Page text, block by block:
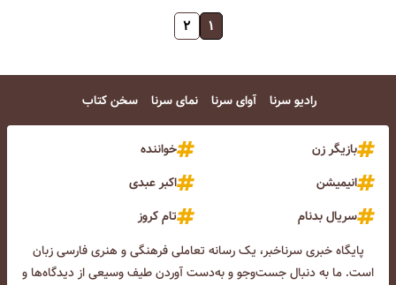
۱ ۲
رادیو سرنا آوای سرنا نمای سرنا سخن کتاب
بازیگر زن
خواننده
انیمیشن
اکبر عبدی
سریال بدنام
تام کروز
پایگاه خبری سرناخبر، یک رسانه تعاملی فرهنگی و هنری فارسی زبان
است. ما به دنبال جست‌و‌جو و به‌دست آوردن طیف وسیعی از دیدگاه‌ها و